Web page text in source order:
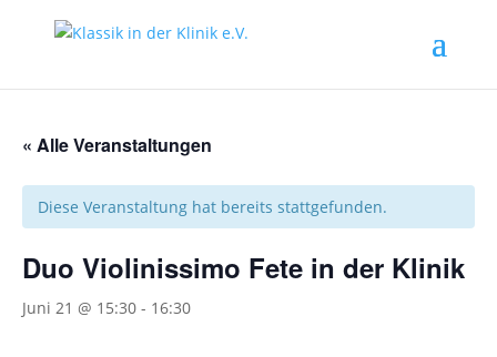
« Alle Veranstaltungen
Diese Veranstaltung hat bereits stattgefunden.
Duo Violinissimo Fete in der Klinik
Juni 21 @ 15:30 - 16:30